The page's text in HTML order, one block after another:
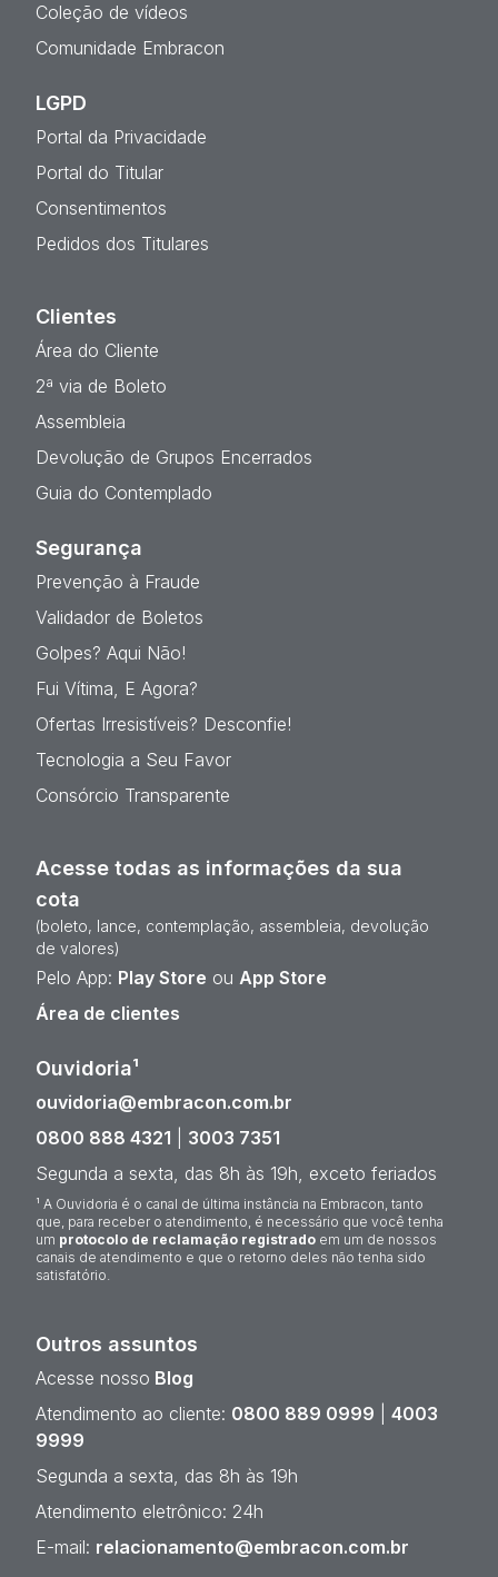
Coleção de vídeos
Comunidade Embracon
LGPD
Portal da Privacidade
Portal do Titular
Consentimentos
Pedidos dos Titulares
Clientes
Área do Cliente
2ª via de Boleto
Assembleia
Devolução de Grupos Encerrados
Guia do Contemplado
Segurança
Prevenção à Fraude
Validador de Boletos
Golpes? Aqui Não!
Fui Vítima, E Agora?
Ofertas Irresistíveis? Desconfie!
Tecnologia a Seu Favor
Consórcio Transparente
Acesse todas as informações da sua
cota
(boleto, lance, contemplação, assembleia, devolução
de valores)
Pelo App: Play Store ou App Store
Área de clientes
Ouvidoria¹
ouvidoria@embracon.com.br
0800 888 4321
3003 7351
Segunda a sexta, das 8h às 19h, exceto feriados
¹ A Ouvidoria é o canal de última instância na Embracon, tanto
que, para receber o atendimento, é necessário que você tenha
um protocolo de reclamação registrado em um de nossos
canais de atendimento e que o retorno deles não tenha sido
satisfatório.
Outros assuntos
Acesse nosso Blog
Atendimento ao cliente: 0800 889 0999
4003
9999
Segunda a sexta, das 8h às 19h
Atendimento eletrônico: 24h
E-mail: relacionamento@embracon.com.br